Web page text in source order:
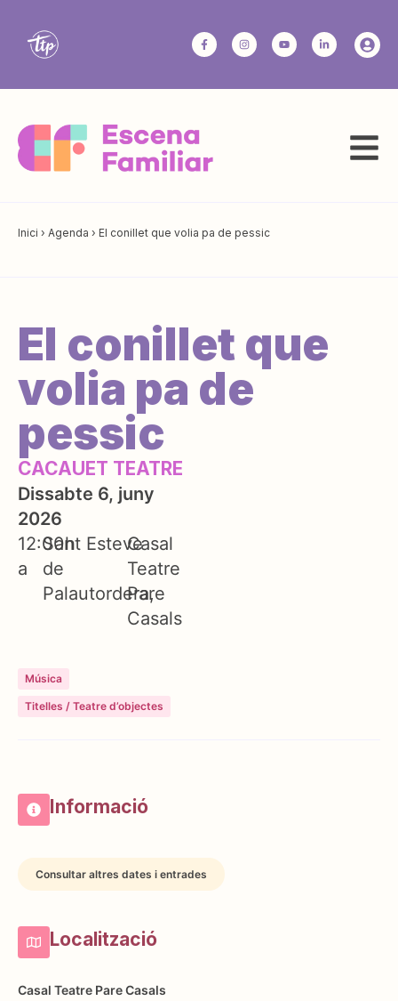
Inici › Agenda › El conillet que volia pa de pessic
El conillet que
volia pa de
pessic
CACAUET TEATRE
Dissabte 6, juny
2026
12:00h
a
Sant Esteve
de
Palautordera
Casal
Teatre
Pare
Casals
Música
Titelles / Teatre d’objectes
Informació
Consultar altres dates i entrades
Localització
Casal Teatre Pare Casals